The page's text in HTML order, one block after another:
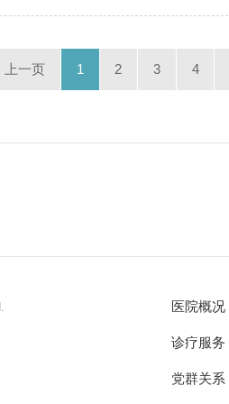
上一页 1 2 3 4
医院概况
诊疗服务
党群关系